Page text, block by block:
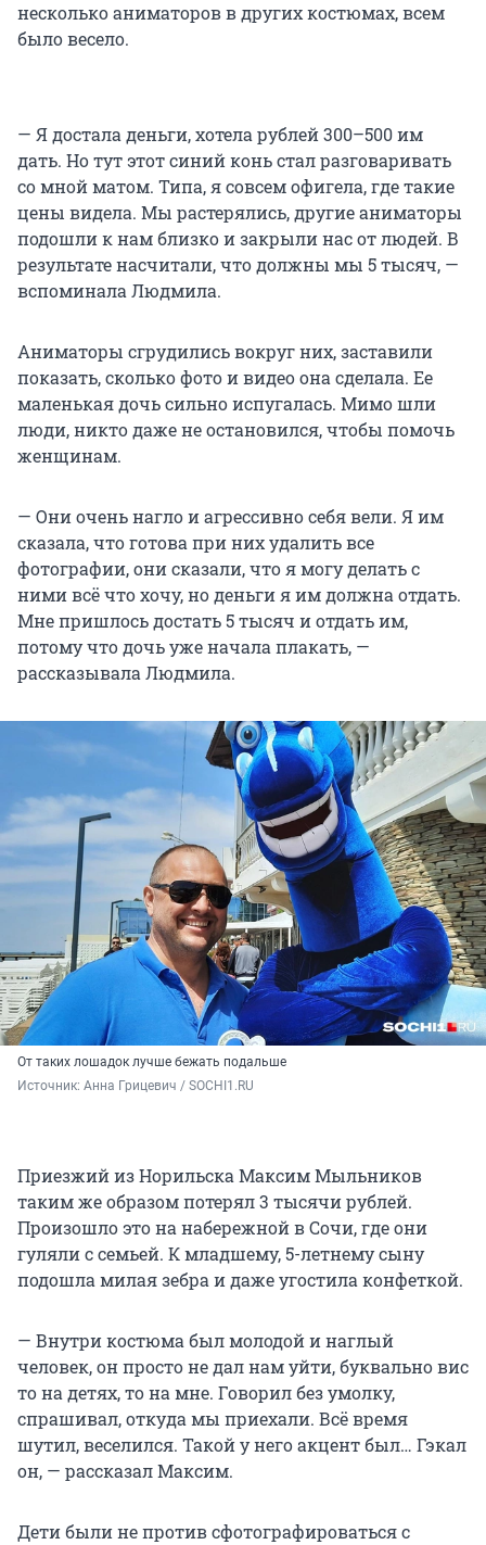
несколько аниматоров в других костюмах, всем
было весело.
— Я достала деньги, хотела рублей 300–500 им
дать. Но тут этот синий конь стал разговаривать
со мной матом. Типа, я совсем офигела, где такие
цены видела. Мы растерялись, другие аниматоры
подошли к нам близко и закрыли нас от людей. В
результате насчитали, что должны мы 5 тысяч, —
вспоминала Людмила.
Аниматоры сгрудились вокруг них, заставили
показать, сколько фото и видео она сделала. Ее
маленькая дочь сильно испугалась. Мимо шли
люди, никто даже не остановился, чтобы помочь
женщинам.
— Они очень нагло и агрессивно себя вели. Я им
сказала, что готова при них удалить все
фотографии, они сказали, что я могу делать с
ними всё что хочу, но деньги я им должна отдать.
Мне пришлось достать 5 тысяч и отдать им,
потому что дочь уже начала плакать, —
рассказывала Людмила.
От таких лошадок лучше бежать подальше
Источник: Анна Грицевич / SOCHI1.RU
Приезжий из Норильска Максим Мыльников
таким же образом потерял 3 тысячи рублей.
Произошло это на набережной в Сочи, где они
гуляли с семьей. К младшему, 5-летнему сыну
подошла милая зебра и даже угостила конфеткой.
— Внутри костюма был молодой и наглый
человек, он просто не дал нам уйти, буквально вис
то на детях, то на мне. Говорил без умолку,
спрашивал, откуда мы приехали. Всё время
шутил, веселился. Такой у него акцент был… Гэкал
он, — рассказал Максим.
Дети были не против сфотографироваться с